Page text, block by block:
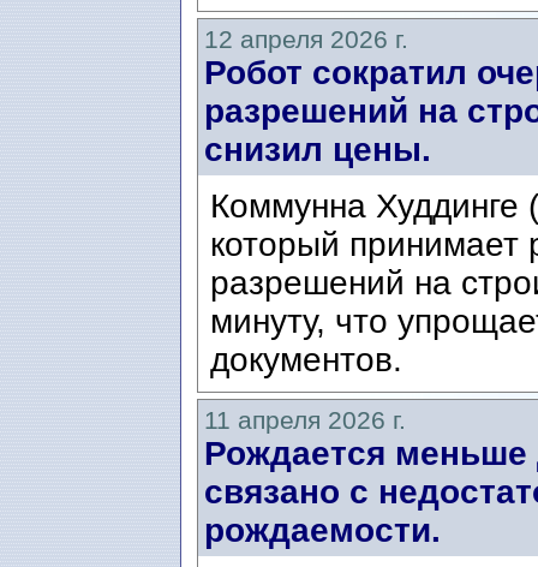
12 апреля 2026 г.
Робот сократил
разрешений на
снизил цены.
Коммунна Худдинге
который
разрешений на
минуту, что
документов.
11 апреля 2026 г.
Рождается меньше
связано с
рождаемости.